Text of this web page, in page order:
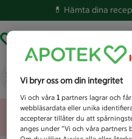
💊 Hämta dina
Vad letar du efter
Vi bryr oss om din integritet
Vi och våra1 partners lagrar och
webbläsardata eller unika
accepterar tillåter du att
anges under ”Vi och våra